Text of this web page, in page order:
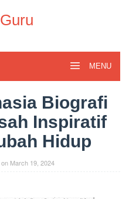
MENU
Biografi
Inspiratif
Hidup
March 19, 2024